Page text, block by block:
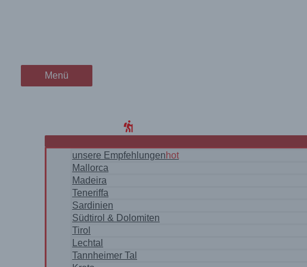
Menü
Menü
unsere Empfehlungenhot
Mallorca
Madeira
Teneriffa
Sardinien
Südtirol & Dolomiten
Tirol
Lechtal
Tannheimer Tal